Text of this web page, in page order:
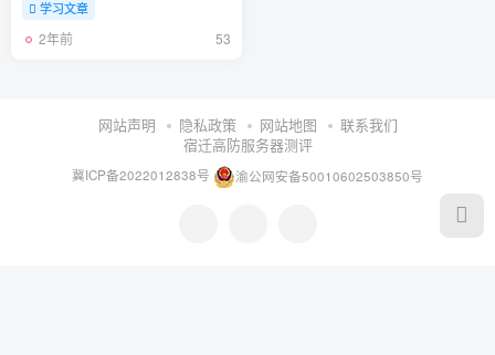
学习文章
2年前 53
网站声明 隐私政策 网站地图
联系我们
宿迁高防服务器测评
冀ICP备2022012838号 渝公网安备50010602503850号